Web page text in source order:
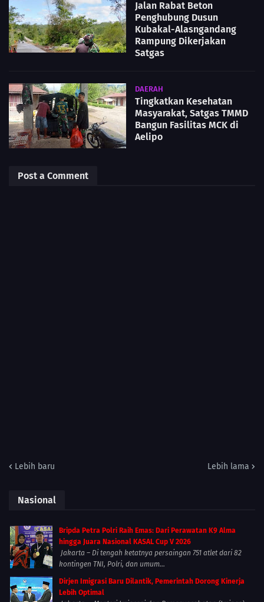
Jalan Rabat Beton
Penghubung Dusun
Kubakal-Alasngandang
Rampung Dikerjakan
Satgas
DAERAH
Tingkatkan Kesehatan
Masyarakat, Satgas TMMD
Bangun Fasilitas MCK di
Aelipo
Post a Comment
Lebih baru Lebih lama
Nasional
Bripda Petra Polri Raih Emas: Dari Perawatan K9 Alma
hingga Juara Nasional KASAL Cup V 2026
Jakarta – Di tengah ketatnya persaingan 751 atlet dari 82
kontingen TNI, Polri, dan umum...
Dirjen Imigrasi Baru Dilantik, Pemerintah Dorong Kinerja
Lebih Optimal